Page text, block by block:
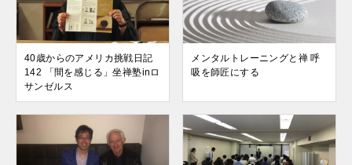
40歳からのアメリカ挑戦日記
142 「間を感じる」坐禅塾inロ
サンゼルス
メンタルトレーニングと禅 呼
吸を師匠にする